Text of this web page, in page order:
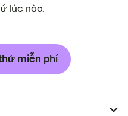
lúc nào.
miễn phí